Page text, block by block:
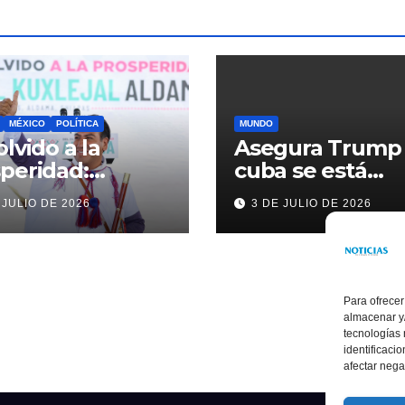
Para
almacenar
tecnologías
afectar
MÉXICO POLÍTICA
a la
Ramírez
la
de
DE 2026
MUNDO
Asegura Trump
cuba se está
acercando a
nosotros
3 DE JULIO DE 2026